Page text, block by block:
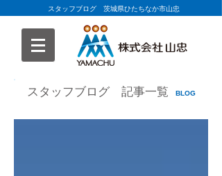
スタッフブログ 茨城県ひたちなか市山忠
スタッフブログ 記事一覧 BLOG